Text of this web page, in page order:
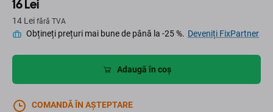
16 Lei
14 Lei fără TVA
Obțineți prețuri mai bune de până la -25 %. Deveniți FixPartner
Adaugă în coș
COMANDĂ ÎN AȘTEPTARE